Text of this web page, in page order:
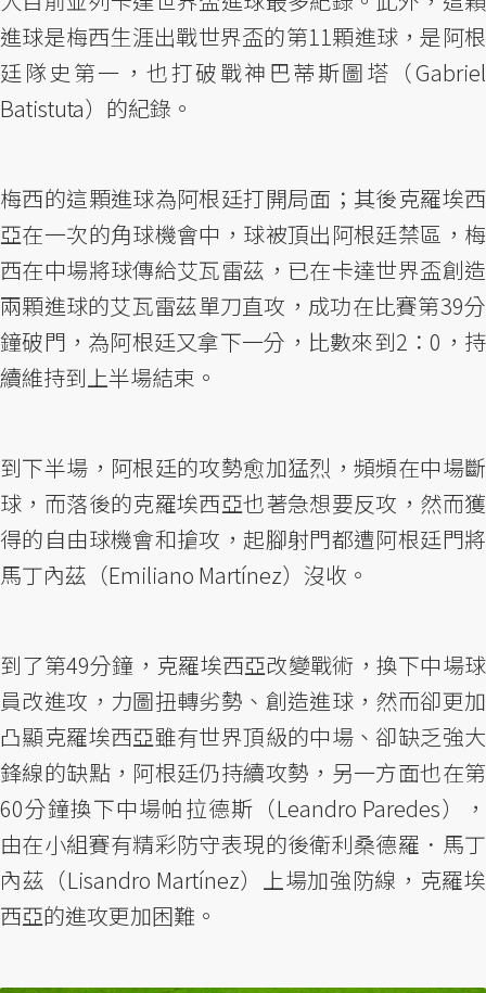
進球是梅西生涯出戰世界盃的第11顆進球，是阿根
廷隊史第一，也打破戰神巴蒂斯圖塔（Gabriel
Batistuta）的紀錄。
梅西的這顆進球為阿根廷打開局面；其後克羅埃西
亞在一次的角球機會中，球被頂出阿根廷禁區，梅
西在中場將球傳給艾瓦雷茲，已在卡達世界盃創造
兩顆進球的艾瓦雷茲單刀直攻，成功在比賽第39分
鐘破門，為阿根廷又拿下一分，比數來到2：0，持
續維持到上半場結束。
到下半場，阿根廷的攻勢愈加猛烈，頻頻在中場斷
球，而落後的克羅埃西亞也著急想要反攻，然而獲
得的自由球機會和搶攻，起腳射門都遭阿根廷門將
馬丁內茲（Emiliano Martínez）沒收。
到了第49分鐘，克羅埃西亞改變戰術，換下中場球
員改進攻，力圖扭轉劣勢、創造進球，然而卻更加
凸顯克羅埃西亞雖有世界頂級的中場、卻缺乏強大
鋒線的缺點，阿根廷仍持續攻勢，另一方面也在第
60分鐘換下中場帕拉德斯（Leandro Paredes），
由在小組賽有精彩防守表現的後衛利桑德羅．馬丁
內茲（Lisandro Martínez）上場加強防線，克羅埃
西亞的進攻更加困難。